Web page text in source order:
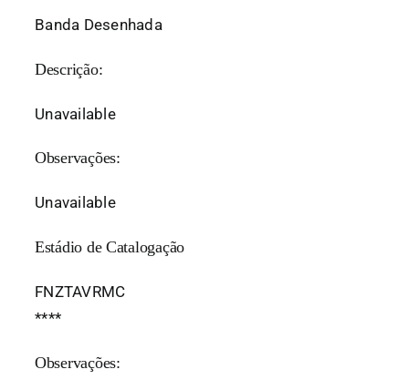
Banda Desenhada
Descrição:
Unavailable
Observações:
Unavailable
Estádio de Catalogação
FNZTAVRMC
****
Observações: